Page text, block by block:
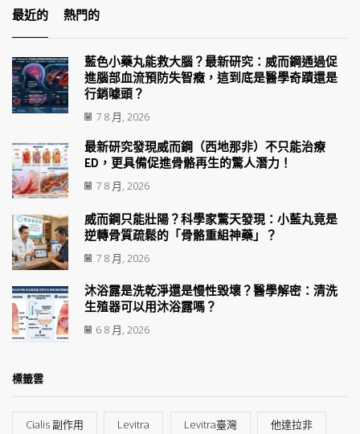
最近的 熱門的
藍色小藥丸能救大腦？最新研究：威而鋼通過促
進腦部血流預防失智癥，這到底是醫學奇蹟還是
行銷噱頭？
7 8 月, 2026
最新研究發現威而鋼（西地那非）不只能治療
ED，更具備促進骨骼再生的驚人潛力！
7 8 月, 2026
威而鋼只能壯陽？科學家驚天發現：小藍丸竟是
逆轉骨質疏鬆的「骨骼重組神藥」？
7 8 月, 2026
沐浴露是洗乾淨還是慢性毀壞？醫學解密：清洗
生殖器可以用沐浴露嗎？
6 8 月, 2026
標籤雲
Cialis 副作用 Levitra Levitra臺灣 他達拉非